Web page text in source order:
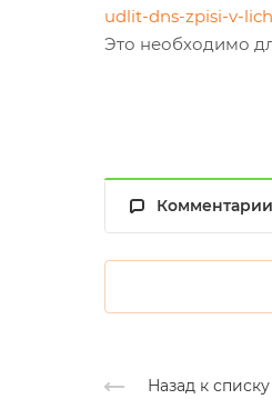
udlit-dns-zpisi-v-
Это необходимо
Комментарии
Назад к списку